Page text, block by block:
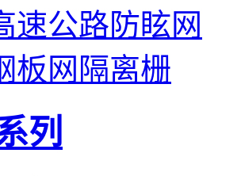
速公路防眩网
板网隔离栅
列